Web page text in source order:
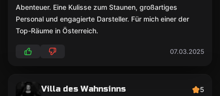
Abenteuer. Eine Kulisse zum Staunen, großartiges
Personal und engagierte Darsteller. Für mich einer der
Top-Räume in Österreich.
07.03.2025
Villa des Wahnsinns 5